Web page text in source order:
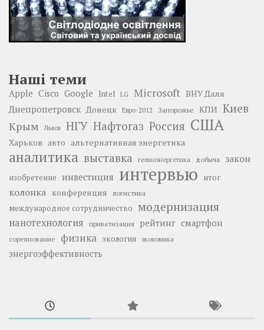
Наші теми
Apple Cisco Google Intel LG Microsoft ВНУ Даля
Днепропетровск Донецк Евро-2012 Запорожье КПИ Киев
Крым Львов НГУ Нафтогаз Россия США
Харьков авто альтернативная энергетика
аналитика выставка гелиоэнергетика добыча закон
изобретение инвестиция интервью итог
колонка конференция логистика
международное сотрудничество модернизация
нанотехнология приватизация рейтинг смартфон
соревнование физика экология экономика
энергоэффективность